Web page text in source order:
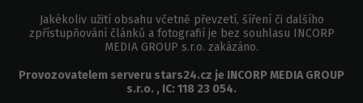
Jakékoliv užití obsahu včetně převzetí, šíření či dalšího
zpřístupňování článků a fotografií je bez souhlasu INCORP
MEDIA GROUP s.r.o. zakázáno.
Provozovatelem serveru stars24.cz je INCORP MEDIA GROUP
s.r.o. , IC: 118 23 054.